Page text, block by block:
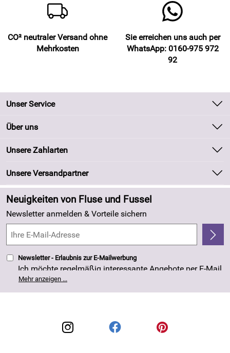
CO² neutraler Versand ohne
Mehrkosten
Sie erreichen uns auch per
WhatsApp: 0160-975 972
92
Unser Service
Kontakt
Kundeninformationen
Newsletter
Zahlung und Versand
Kundenlogin
Über uns
Unsere Bestseller
Neu
Angebote
Made in Germany
4,8/5
Unsere Zahlarten
Unsere Versandpartner
Neuigkeiten von Fluse und Fussel
Newsletter anmelden & Vorteile sichern
Newsletter - Erlaubnis zur E-Mailwerbung
Ich möchte regelmäßig interessante Angebote per E-Mail
erhalten. Meine E-Mail-Adresse wird nicht an andere
Unternehmen weitergegeben. Die Einwilligung zur
Nutzung meiner E-Mail- Adresse für Werbezwecke kann
Mehr anzeigen ...